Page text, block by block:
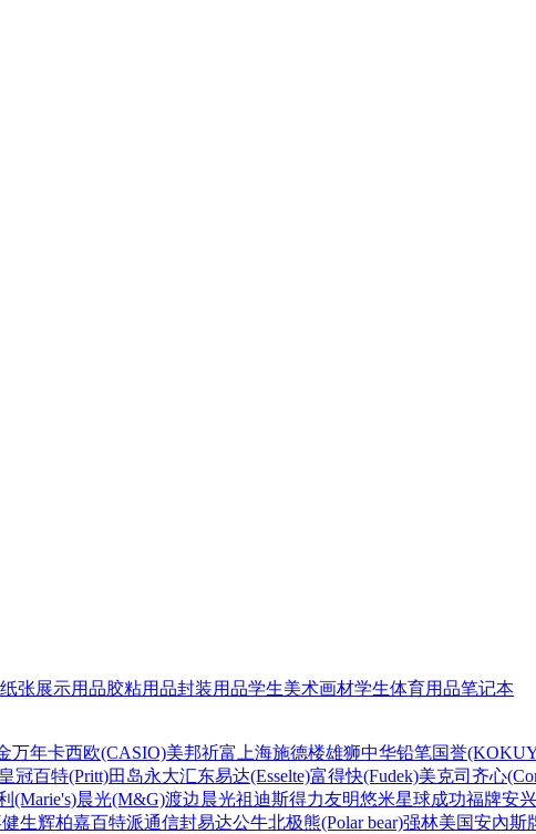
张展示用品胶粘用品封装用品学生美术画材学生体育用品笔记本
万年卡西欧(CASIO)美邦祈富 上海施德楼雄狮中华铅笔国誉
冠百特(Pritt)田岛永大汇东易达(Esselte)富得快(Fudek)美克司 齐心
(Marie's)晨光(M&G)渡边 晨光祖迪斯得力友明悠米星球成功福牌安兴
健生辉柏嘉百特派通信封易达公牛北极熊(Polar bear)强林美国安內斯